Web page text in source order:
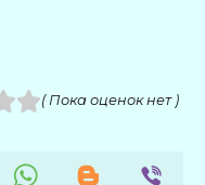
( Пока оценок нет )